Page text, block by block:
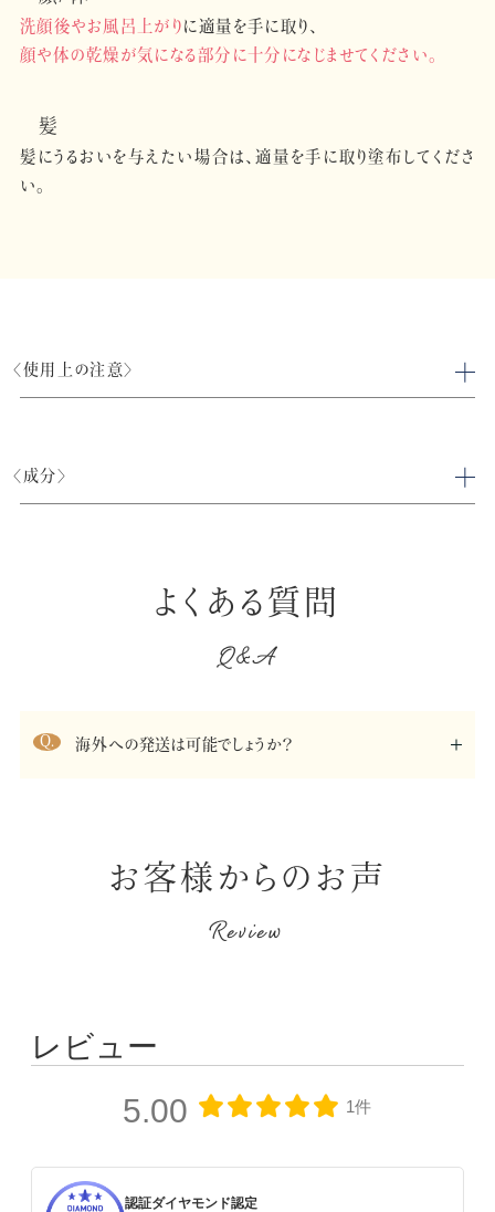
洗顔後やお風呂上がり に適量を手に取り、
顔や体の乾燥が気になる部分に十分になじませてください。
髪
髪にうるおいを与えたい場合は、適量を手に取り塗布してくださ
い。
〈使用上の注意〉
〈成分〉
よくある質問
Q&A
海外への発送は可能でしょうか？
お客様からのお声
Review
レビュー
5.00 1件
認証ダイヤモンド認定